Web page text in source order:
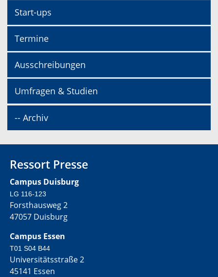
Start-ups
Termine
Ausschreibungen
Umfragen & Studien
-- Archiv
Ressort Presse
Campus Duisburg
LG 116-123
Forsthausweg 2
47057 Duisburg
Campus Essen
T01 S04 B44
Universitätsstraße 2
45141 Essen